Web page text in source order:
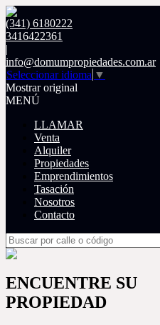
(341) 6180222
3416422361
|
info@domumpropiedades.com.ar
Seleccionar idioma ▼
Mostrar original
MENÚ
LLAMAR
Venta
Alquiler
Propiedades
Emprendimientos
Tasación
Nosotros
Contacto
ENCUENTRE SU
PROPIEDAD